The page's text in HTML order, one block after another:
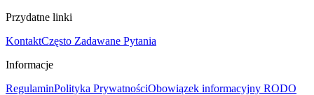
Przydatne linki
KontaktCzęsto Zadawane Pytania
Informacje
RegulaminPolityka PrywatnościObowiązek informacyjny RODO